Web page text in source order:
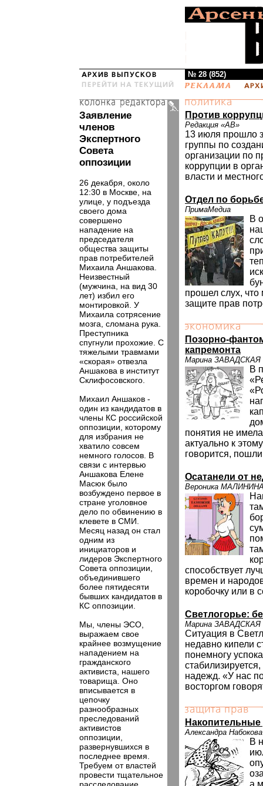
№ 28 (852)
Заявление
членов
Экспертного
Совета
оппозиции
26 декабря, около
12:30 в Москве, на
улице, у подъезда
своего дома
совершено
нападение на
председателя
общества защиты
прав потребителей
Михаила Аншакова.
Неизвестный
(мужчина, на вид 30
лет) избил его
монтировкой. У
Михаила сотрясение
мозга, сломана рука.
Преступника
спугнули прохожие. С
тяжелыми травмами
«скорая» отвезла
Аншакова в институт
Склифосовского.
Михаил Аншаков -
один из кандидатов в
члены КС российской
оппозиции, которому
для избрания не
хватило совсем
немного голосов. В
связи с интервью
Аншакова Елене
Масюк было
возбуждено первое в
стране уголовное
дело по обвинению в
клевете в СМИ.
Месяц назад он стал
одним из
инициаторов и
лидеров Экспертного
Совета оппозиции,
объединившего
более пятидесяти
бывших кандидатов в
КС оппозиции.
Мы, члены ЭСО,
выражаем свое
крайнее возмущение
нападением на
гражданского
активиста, нашего
товарища. Оно
вписывается в
цепочку
разнообразных
преследований
активистов
оппозиции,
развернувшихся в
последнее время.
Требуем от властей
провести тщательное
Против
Редакция «АВ»
13 июля прошло
группы по
организации по
коррупции в
власти и
Отдел по
ПримаМедиа
В
прошел слух, что
защите прав
Позорно-
капремонта
Марина ЗАВАДСКАЯ
В
понятия не
актуально к
говорится,
Осатанели от
Вероника
способствует
времен и
коробочку или в
Светлогорье:
Марина ЗАВАДСКАЯ
Ситуация в
недавно кипели
понемногу
надежд. «У нас
восторгом
Накопительные
Александра Набокова
В
а